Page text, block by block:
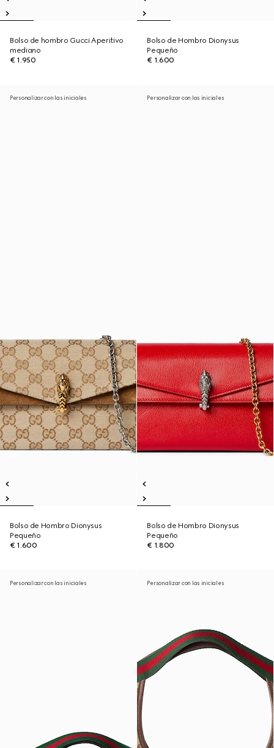
Bolso de hombro Gucci Aperitivo
mediano
€ 1.950
Bolso de Hombro Dionysus
Pequeño
€ 1.600
Personalizar con las iniciales
Bolso de Hombro Dionysus
Pequeño
€ 1.600
Personalizar con las iniciales
Bolso de Hombro Dionysus
Pequeño
€ 1.800
Personalizar con las iniciales Personalizar con las iniciales